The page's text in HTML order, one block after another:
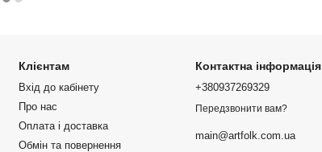
Клієнтам
Вхід до кабінету
Про нас
Оплата і доставка
Обмін та повернення
Контактна інформація
+380937269329
Передзвонити вам?
main@artfolk.com.ua